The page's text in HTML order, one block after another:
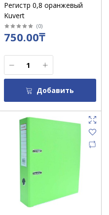
Регистр 0,8 оранжевый
Kuvert
(0)
750.00₸
Добавить